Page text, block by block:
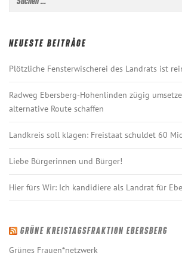
nach:
NEUESTE BEITRÄGE
Plötzliche Fensterwischerei des Landrats ist
Radweg Ebersberg-Hohenlinden zügig
alternative Route schaffen
Landkreis soll klagen: Freistaat schuldet 60
Liebe Bürgerinnen und Bürger!
Hier fürs Wir: Ich kandidiere als Landrat für
GRÜNE KREISTAGSFRAKTION EBERSBERG
Grünes Frauen*netzwerk